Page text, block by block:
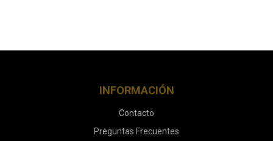
INFORMACIÓN
Contacto
Preguntas Frecuentes